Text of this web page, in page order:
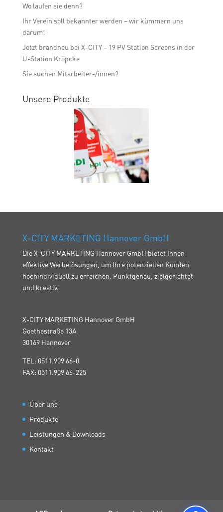
Wo laufen sie denn?
Ihr Verein soll bekannter werden – wir kümmern uns
darum!
Jetzt brandneu bei X-CITY – 19 PV Station Screens in der
U-Station Kröpcke
Sie suchen Mitarbeiter-/innen?
Unsere Produkte
X-CITY MARKETING Hannover GmbH
Die X-CITY MARKETING Hannover GmbH bietet Ihnen
effektive Werbelösungen, um Ihre potenziellen Kunden
hochindividuell zu erreichen. Punktgenau, zielgerichtet
und kreativ.
X-CITY MARKETING Hannover GmbH
Goethestraße 13A
30169 Hannover
TEL: 0511.909 66-0
FAX: 0511.909 66-225
Über uns
Produkte
Leistungen & Downloads
Kontakt